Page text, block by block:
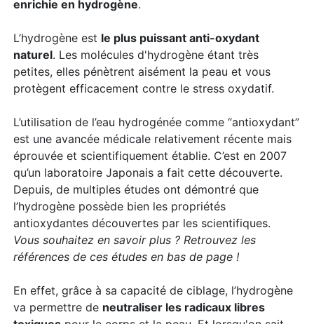
enrichie en hydrogène.
L’hydrogène est le plus puissant anti-oxydant
naturel. Les molécules d'hydrogène étant très
petites, elles pénètrent aisément la peau et vous
protègent efficacement contre le stress oxydatif.
L’utilisation de l’eau hydrogénée comme “antioxydant”
est une avancée médicale relativement récente mais
éprouvée et scientifiquement établie. C’est en 2007
qu’un laboratoire Japonais a fait cette découverte.
Depuis, de multiples études ont démontré que
l’hydrogène possède bien les propriétés
antioxydantes découvertes par les scientifiques. ​
Vous souhaitez en savoir plus ? Retrouvez les
références de ces études en bas de page !
En effet, grâce à sa capacité de ciblage, l’hydrogène
va permettre de neutraliser les radicaux libres